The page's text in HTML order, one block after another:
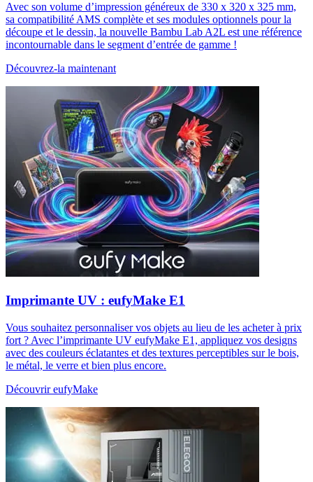
Avec son volume d’impression généreux de 330 x 320 x 325 mm,
sa compatibilité AMS complète et ses modules optionnels pour la
découpe et le dessin, la nouvelle Bambu Lab A2L est une référence
incontournable dans le segment d’entrée de gamme !
Découvrez-la maintenant
Imprimante UV : eufyMake E1
Vous souhaitez personnaliser vos objets au lieu de les acheter à prix
fort ? Avec l’imprimante UV eufyMake E1, appliquez vos designs
avec des couleurs éclatantes et des textures perceptibles sur le bois,
le métal, le verre et bien plus encore.
Découvrir eufyMake